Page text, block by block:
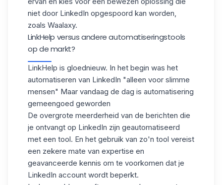
niet door LinkedIn opgespoord kan worden,
zoals Waalaxy.
LinkHelp versus andere automatiseringstools
op de markt?
LinkHelp is gloednieuw. In het begin was het
automatiseren van LinkedIn "alleen voor slimme
mensen" Maar vandaag de dag is automatisering
gemeengoed geworden
De overgrote meerderheid van de berichten die
je ontvangt op LinkedIn zijn geautomatiseerd
met een tool. En het gebruik van zo'n tool vereist
een zekere mate van expertise en
geavanceerde kennis om te voorkomen dat je
LinkedIn account wordt beperkt.